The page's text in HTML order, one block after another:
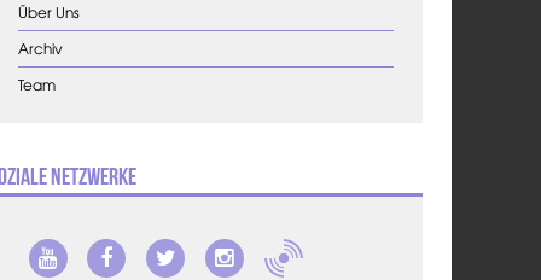
Über Uns
Archiv
Team
Netzwerke